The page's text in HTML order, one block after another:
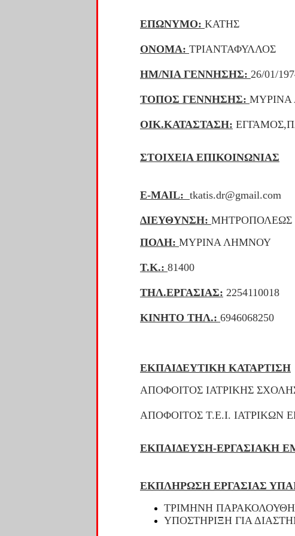
ΕΠΩΝΥΜΟ: ΚΑΤΗΣ
ΟΝΟΜΑ: ΤΡΙΑΝΤΑΦΥΛΛΟΣ
ΗΜ/ΝΙΑ ΓΕΝΝΗΣΗΣ: 26/01/
ΤΟΠΟΣ ΓΕΝΝΗΣΗΣ:
ΟΙΚ.ΚΑΤΑΣΤΑΣΗ:
ΣΤΟΙΧΕΙΑ ΕΠΙΚΟΙΝΩΝΙΑΣ
Ε-ΜΑΙL: tkatis.dr@gmail.com
ΔΙΕΥΘΥΝΣΗ: ΜΗΤΡΟΠΟΛΕΩΣ
ΠΟΛΗ: ΜΥΡΙΝΑ ΛΗΜΝΟΥ
Τ.Κ.: 81400
ΤΗΛ.ΕΡΓΑΣΙΑΣ: 2254110018
ΚΙΝΗΤΟ ΤΗΛ.: 6946068250
ΕΚΠΑΙΔΕΥΤΙΚΗ ΚΑΤΑΡΤΙΣΗ
ΑΠΟΦΟΙΤΟΣ ΙΑΤΡΙΚΗΣ
ΑΠΟΦΟΙΤΟΣ Τ.Ε.Ι. ΙΑΤΡΙΚΩΝ
ΕΚΠΑΙΔΕΥΣΗ-ΕΡΓΑΣΙΑΚΗ
ΕΚΠΛΗΡΩΣΗ ΕΡΓΑΣΙΑΣ
ΤΡΙΜΗΝΗ
ΥΠΟΣΤΗΡΙΞΗ ΓΙΑ